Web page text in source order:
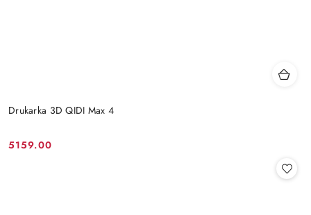
Drukarka 3D QIDI Max 4
Cena:
5159.00